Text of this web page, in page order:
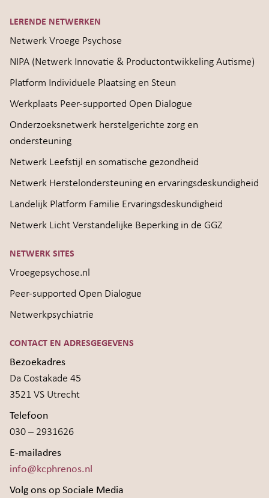
LERENDE NETWERKEN
Netwerk Vroege Psychose
NIPA (Netwerk Innovatie & Productontwikkeling Autisme)
Platform Individuele Plaatsing en Steun
Werkplaats Peer-supported Open Dialogue
Onderzoeksnetwerk herstelgerichte zorg en
ondersteuning
Netwerk Leefstijl en somatische gezondheid
Netwerk Herstelondersteuning en ervaringsdeskundigheid
Landelijk Platform Familie Ervaringsdeskundigheid
Netwerk Licht Verstandelijke Beperking in de GGZ
NETWERK SITES
Vroegepsychose.nl
Peer-supported Open Dialogue
Netwerkpsychiatrie
CONTACT EN ADRESGEGEVENS
Bezoekadres
Da Costakade 45
3521 VS Utrecht
Telefoon
030 – 2931626
E-mailadres
info@kcphrenos.nl
Volg ons op Sociale Media